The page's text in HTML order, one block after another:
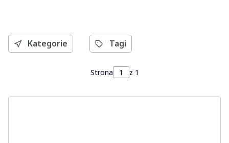
Kategorie Tagi
Strona z 1